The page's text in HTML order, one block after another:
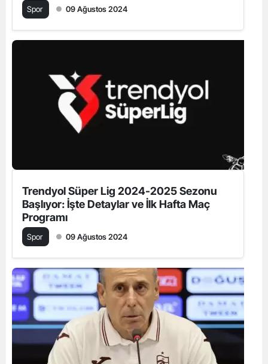
Spor 09 Ağustos 2024
Trendyol Süper Lig 2024-2025 Sezonu
Başlıyor: İşte Detaylar ve İlk Hafta Maç
Programı
Spor 09 Ağustos 2024